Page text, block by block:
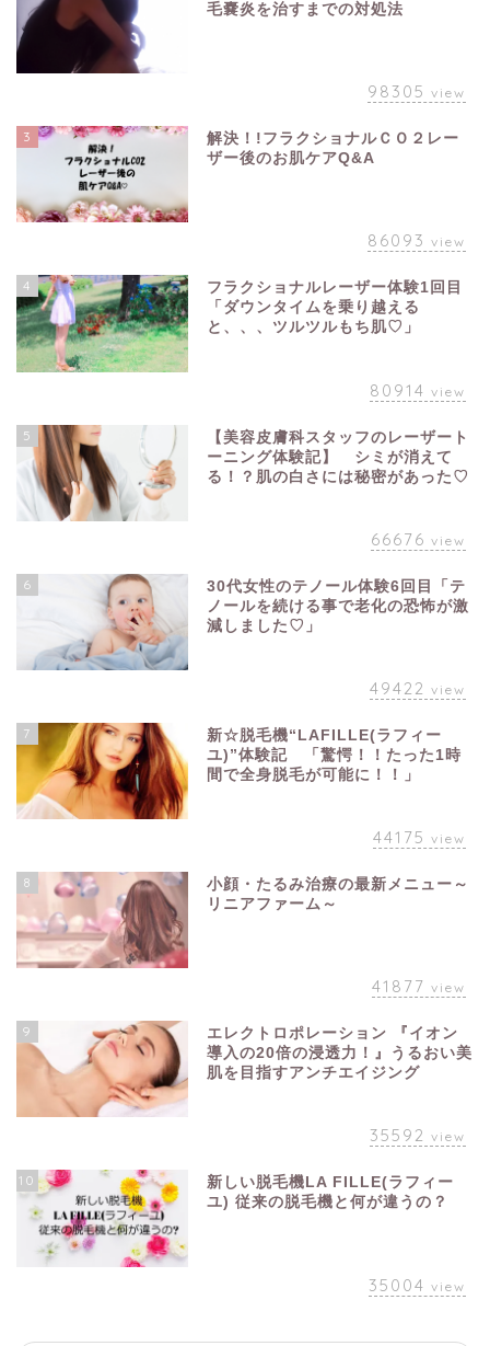
毛嚢炎を治すまでの対処法
98305 view
3
解決！!フラクショナルＣＯ２レー
ザー後のお肌ケアQ&A
86093 view
4
フラクショナルレーザー体験1回目
「ダウンタイムを乗り越える
と、、、ツルツルもち肌♡」
80914 view
5
【美容皮膚科スタッフのレーザート
ーニング体験記】 シミが消えて
る！？肌の白さには秘密があった♡
66676 view
6
30代女性のテノール体験6回目「テ
ノールを続ける事で老化の恐怖が激
減しました♡」
49422 view
7
新☆脱毛機“LAFILLE(ラフィー
ユ)”体験記 「驚愕！！たった1時
間で全身脱毛が可能に！！」
44175 view
8
小顔・たるみ治療の最新メニュー～
リニアファーム～
41877 view
9
エレクトロポレーション 『イオン
導入の20倍の浸透力！』うるおい美
肌を目指すアンチエイジング
35592 view
10
新しい脱毛機LA FILLE(ラフィー
ユ) 従来の脱毛機と何が違うの？
35004 view